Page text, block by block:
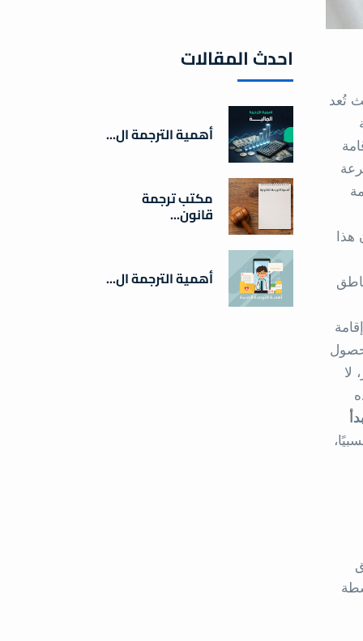
تُعد
لا
احدث المقالات
أهمية الترجمة ال...
مكتب ترجمة
قانون...
أهمية الترجمة ال...